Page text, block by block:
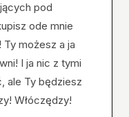
pod
ode mnie
możesz a ja
I ja nic z tymi
ale Ty będziesz
Włóczędzy!